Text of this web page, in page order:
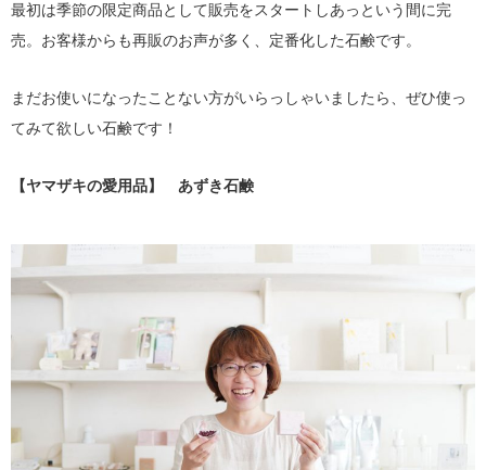
最初は季節の限定商品として販売をスタートしあっという間に完
売。お客様からも再販のお声が多く、定番化した石鹸です。
まだお使いになったことない方がいらっしゃいましたら、ぜひ使っ
てみて欲しい石鹸です！
【ヤマザキの愛用品】 あずき石鹸